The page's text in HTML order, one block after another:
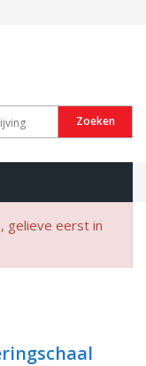
Zoeken
gelieve eerst in